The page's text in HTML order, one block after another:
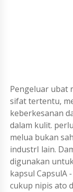
Pengeluar ubat
sifat tertentu,
keberkesanan
dalam kulit.
melua bukan
industrI lain.
digunakan
kapsul CapsulA
cukup nipis ato